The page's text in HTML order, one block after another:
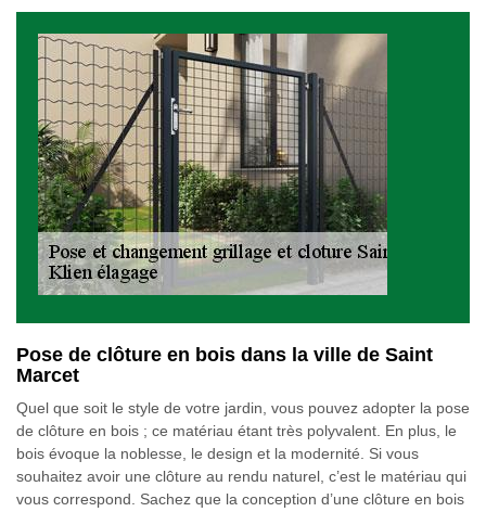
Pose de clôture en bois dans la ville de Saint
Marcet
Quel que soit le style de votre jardin, vous pouvez adopter la pose
de clôture en bois ; ce matériau étant très polyvalent. En plus, le
bois évoque la noblesse, le design et la modernité. Si vous
souhaitez avoir une clôture au rendu naturel, c’est le matériau qui
vous correspond. Sachez que la conception d’une clôture en bois